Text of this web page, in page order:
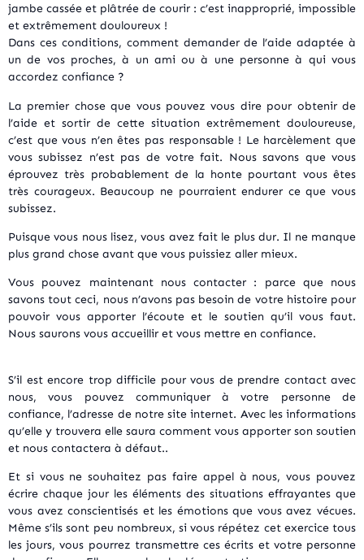
jambe cassée et plâtrée de courir : c’est inapproprié, impossible
et extrêmement douloureux !
Dans ces conditions, comment demander de l’aide adaptée à
un de vos proches, à un ami ou à une personne à qui vous
accordez confiance ?
La premier chose que vous pouvez vous dire pour obtenir de
l’aide et sortir de cette situation extrêmement douloureuse,
c’est que vous n’en êtes pas responsable ! Le harcèlement que
vous subissez n’est pas de votre fait. Nous savons que vous
éprouvez très probablement de la honte pourtant vous êtes
très courageux. Beaucoup ne pourraient endurer ce que vous
subissez.
Puisque vous nous lisez, vous avez fait le plus dur. Il ne manque
plus grand chose avant que vous puissiez aller mieux.
Vous pouvez maintenant nous contacter : parce que nous
savons tout ceci, nous n’avons pas besoin de votre histoire pour
pouvoir vous apporter l’écoute et le soutien qu’il vous faut.
Nous saurons vous accueillir et vous mettre en confiance.
S’il est encore trop difficile pour vous de prendre contact avec
nous, vous pouvez communiquer à votre personne de
confiance, l’adresse de notre site internet. Avec les informations
qu’elle y trouvera elle saura comment vous apporter son soutien
et nous contactera à défaut..
Et si vous ne souhaitez pas faire appel à nous, vous pouvez
écrire chaque jour les éléments des situations effrayantes que
vous avez conscientisés et les émotions que vous avez vécues.
Même s’ils sont peu nombreux, si vous répétez cet exercice tous
les jours, vous pourrez transmettre ces écrits et votre personne